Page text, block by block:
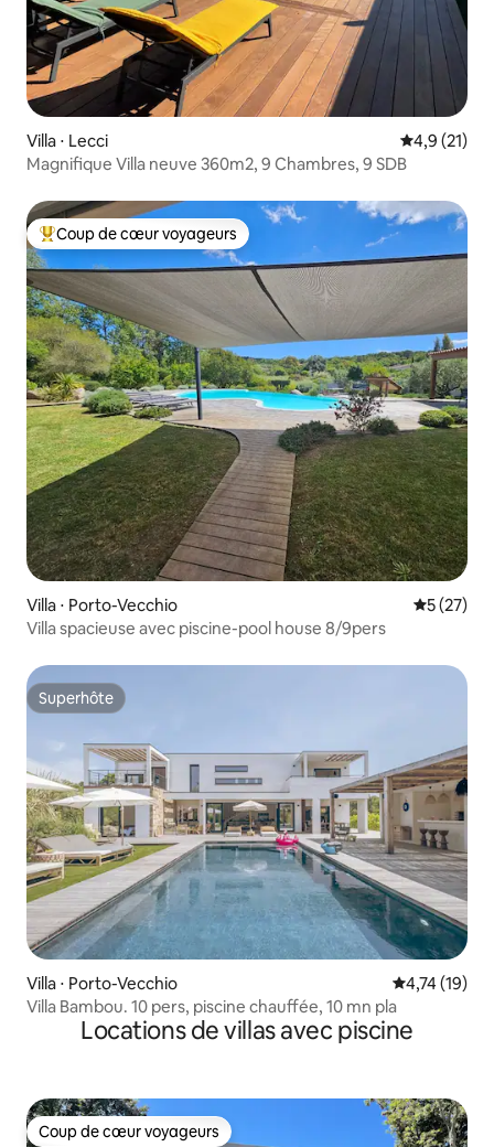
Villa ⋅ Lecci Évaluation
4,9 (21)
Magnifique Villa neuve 360m2, 9 Chambres, 9 SDB
Coups de cœur voyageurs les plus appréciés
Coup de cœur voyageurs
Villa ⋅ Porto-Vecchio
5 (27)
Villa spacieuse avec piscine-pool house 8/9pers
Superhôte
Superhôte
Villa ⋅ Porto-Vecchio Évaluation
4,74 (19)
Villa Bambou. 10 pers, piscine chauffée, 10 mn pla
Locations de villas avec piscine
Coup de cœur voyageurs
Coup de cœur voyageurs